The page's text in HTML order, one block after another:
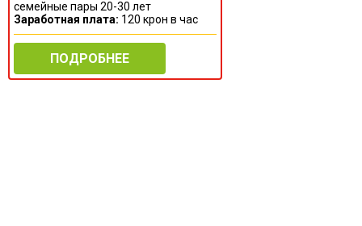
семейные пары 20-30 лет
Заработная плата: 120 крон в час
ПОДРОБНЕЕ